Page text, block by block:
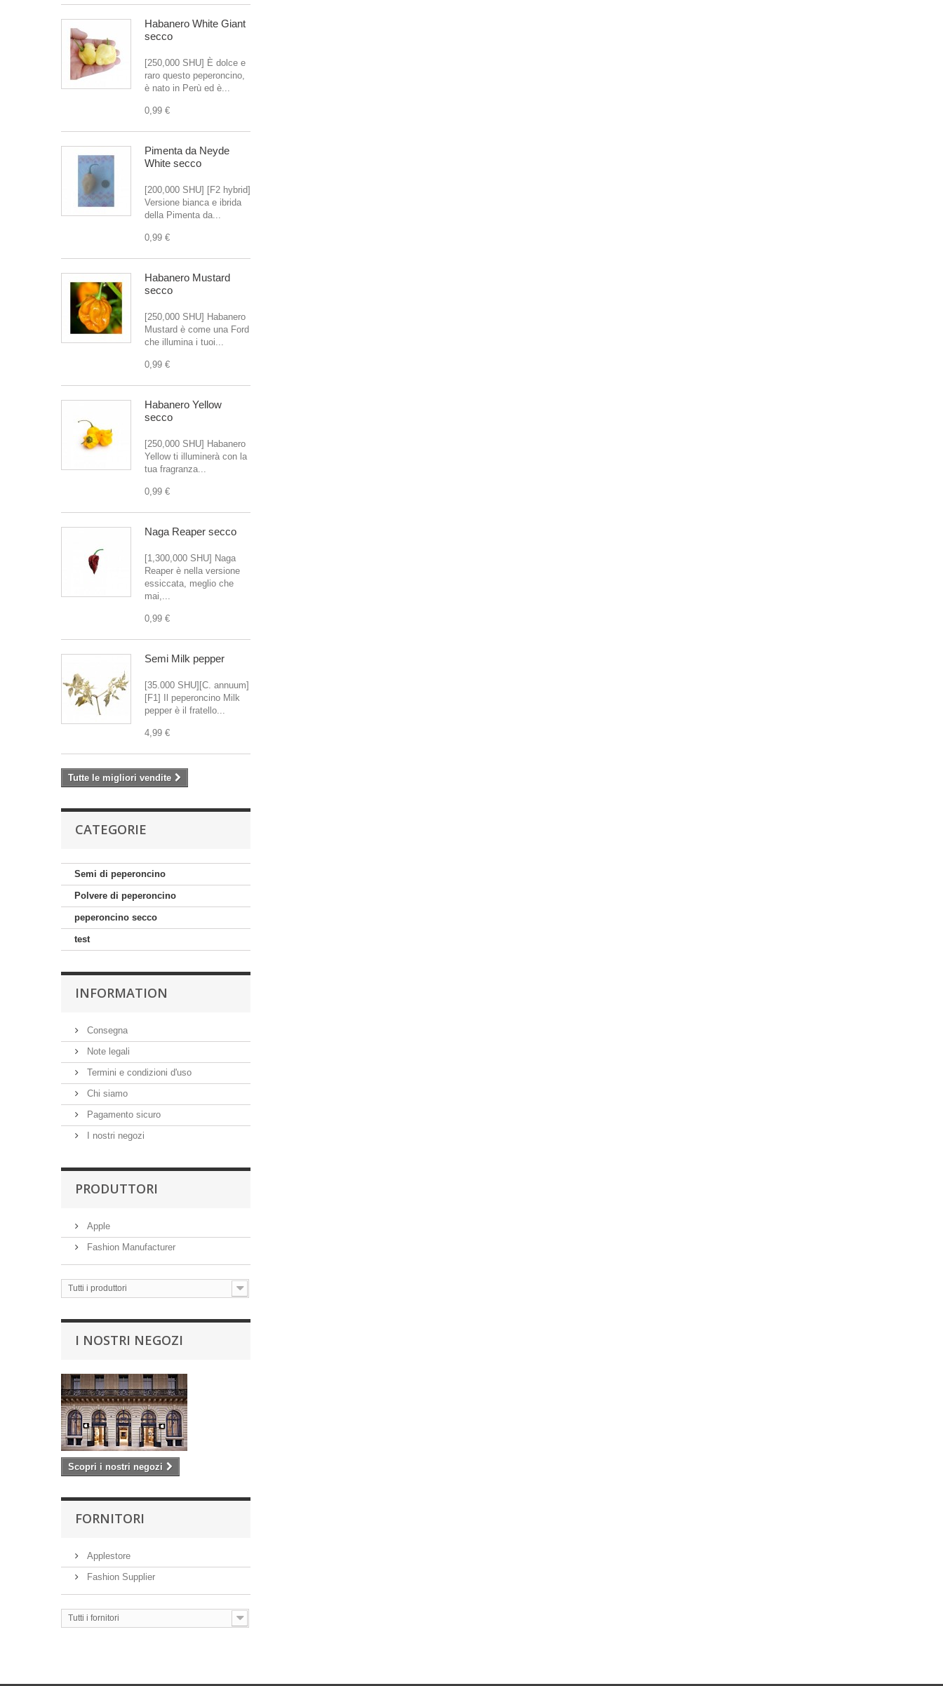
Habanero White Giant
secco
[250,000 SHU] È dolce e
raro questo peperoncino,
è nato in Perù ed è...
0,99 €
Pimenta da Neyde
White secco
[200,000 SHU] [F2 hybrid]
Versione bianca e ibrida
della Pimenta da...
0,99 €
Habanero Mustard
secco
[250,000 SHU] Habanero
Mustard è come una Ford
che illumina i tuoi...
0,99 €
Habanero Yellow
secco
[250,000 SHU] Habanero
Yellow ti illuminerà con la
tua fragranza...
0,99 €
Naga Reaper secco
[1,300,000 SHU] Naga
Reaper è nella versione
essiccata, meglio che
mai,...
0,99 €
Semi Milk pepper
[35.000 SHU][C. annuum]
[F1] Il peperoncino Milk
pepper è il fratello...
4,99 €
Tutte le migliori vendite
CATEGORIE
Semi di peperoncino
Polvere di peperoncino
peperoncino secco
test
INFORMATION
Consegna
Note legali
Termini e condizioni d'uso
Chi siamo
Pagamento sicuro
I nostri negozi
PRODUTTORI
Apple
Fashion Manufacturer
Tutti i produttori
I NOSTRI NEGOZI
Scopri i nostri negozi
FORNITORI
Applestore
Fashion Supplier
Tutti i fornitori